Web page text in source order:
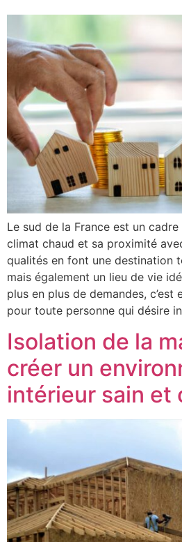
Le sud de la France est un
climat chaud et sa proximité
qualités en font une destination
mais également un lieu de vie
plus en plus de demandes,
pour toute personne qui désire
Isolation de la
créer un
intérieur sain et